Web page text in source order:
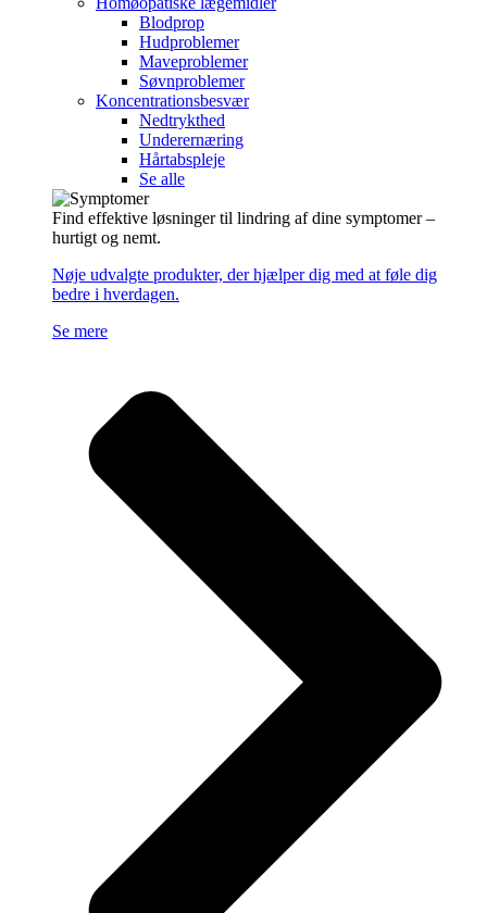
Blodprop
Hudproblemer
Maveproblemer
Søvnproblemer
Koncentrationsbesvær
Nedtrykthed
Underernæring
Hårtabspleje
Se alle
Find effektive løsninger til lindring af dine symptomer –
hurtigt og nemt.
Nøje udvalgte produkter, der hjælper dig med at føle dig
bedre i hverdagen.
Se mere